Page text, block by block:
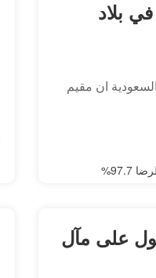
بلاد
ان مقيم
على مآل